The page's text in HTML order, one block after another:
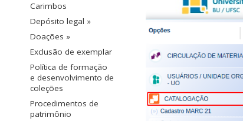
Carimbos
Depósito legal »
Doações »
Exclusão de exemplar
Política de formação
e desenvolvimento de
coleções
Procedimentos de
patrimônio